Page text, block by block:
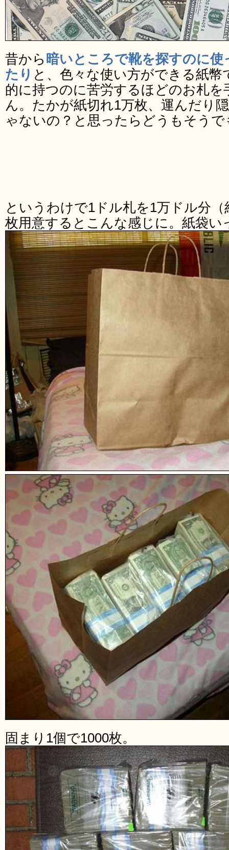
昔から 暗いところで靴を探すのに使
たり と、色々な使い方ができる紙
的に持つのに苦労するほどのお札
ん。たかが紙切れ1万枚、運んだり
ゃないの？と思ったらどうもそう
というわけで1ドル札を1万ドル分
枚用意するとこんな感じに。紙袋い
固まり1個で1000枚。